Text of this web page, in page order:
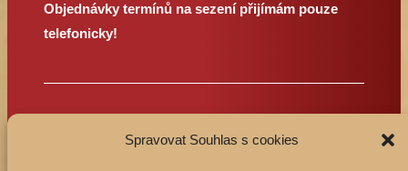
Spravovat Souhlas s cookies
Objednávky termínů na sezení přijímám pouze
telefonicky!
© 2025 kranio-sakralni-terapie.cz | Tvořil a